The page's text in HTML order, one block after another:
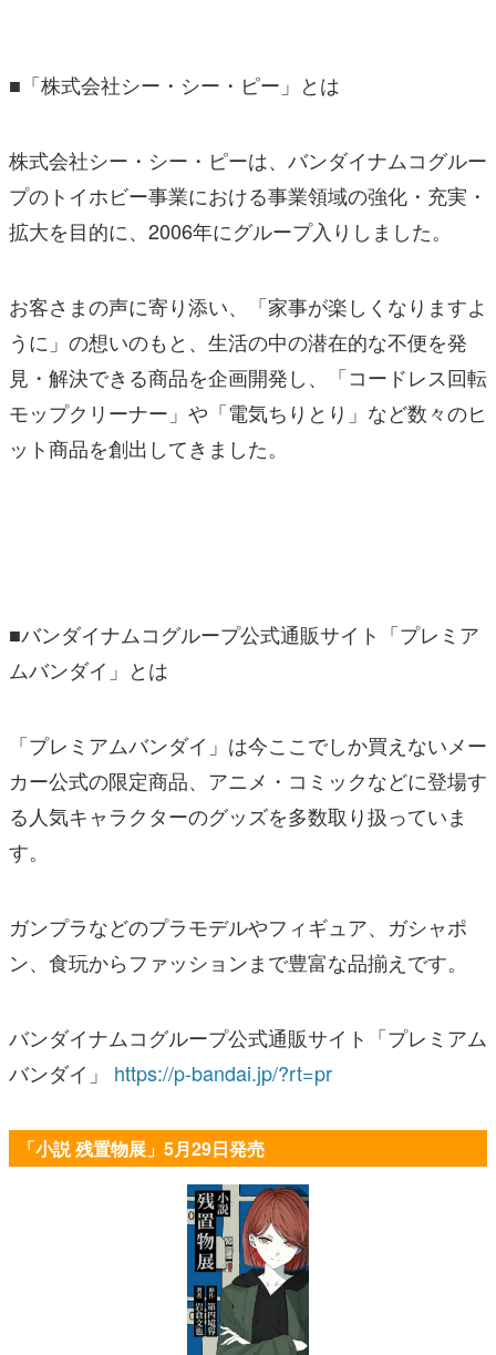
■「株式会社シー・シー・ピー」とは
株式会社シー・シー・ピーは、バンダイナムコグルー
プのトイホビー事業における事業領域の強化・充実・
拡大を目的に、2006年にグループ入りしました。
お客さまの声に寄り添い、「家事が楽しくなりますよ
うに」の想いのもと、生活の中の潜在的な不便を発
見・解決できる商品を企画開発し、「コードレス回転
モップクリーナー」や「電気ちりとり」など数々のヒ
ット商品を創出してきました。
■バンダイナムコグループ公式通販サイト「プレミア
ムバンダイ」とは
「プレミアムバンダイ」は今ここでしか買えないメー
カー公式の限定商品、アニメ・コミックなどに登場す
る人気キャラクターのグッズを多数取り扱っていま
す。
ガンプラなどのプラモデルやフィギュア、ガシャポ
ン、食玩からファッションまで豊富な品揃えです。
バンダイナムコグループ公式通販サイト「プレミアム
バンダイ」 https://p-bandai.jp/?rt=pr
「小説 残置物展」5月29日発売